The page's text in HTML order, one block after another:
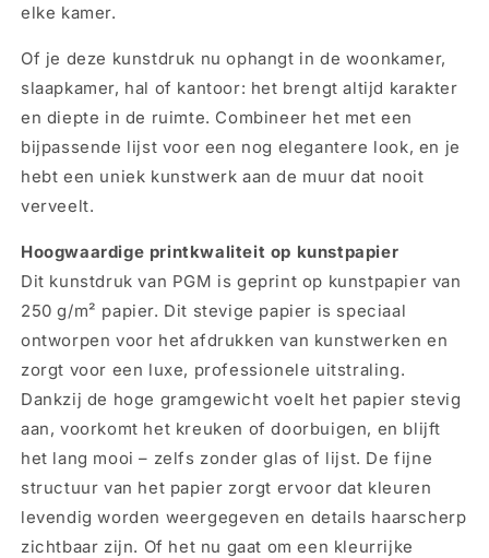
elke kamer.
Of je deze kunstdruk nu ophangt in de woonkamer,
slaapkamer, hal of kantoor: het brengt altijd karakter
en diepte in de ruimte. Combineer het met een
bijpassende lijst voor een nog elegantere look, en je
hebt een uniek kunstwerk aan de muur dat nooit
verveelt.
Hoogwaardige printkwaliteit op kunstpapier
Dit kunstdruk van PGM is geprint op kunstpapier van
250 g/m² papier. Dit stevige papier is speciaal
ontworpen voor het afdrukken van kunstwerken en
zorgt voor een luxe, professionele uitstraling.
Dankzij de hoge gramgewicht voelt het papier stevig
aan, voorkomt het kreuken of doorbuigen, en blijft
het lang mooi – zelfs zonder glas of lijst. De fijne
structuur van het papier zorgt ervoor dat kleuren
levendig worden weergegeven en details haarscherp
zichtbaar zijn. Of het nu gaat om een kleurrijke